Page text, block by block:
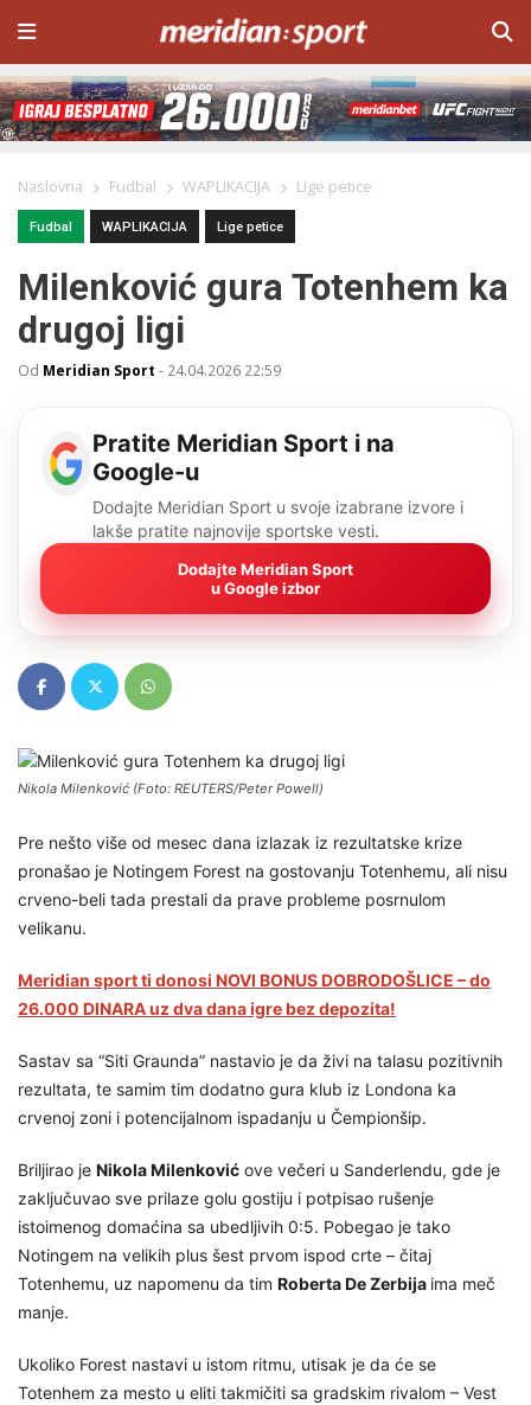
Naslovna Fudbal WAPLIKACIJA Lige petice
Fudbal WAPLIKACIJA Lige petice
Milenković gura Totenhem ka
drugoj ligi
Od Meridian Sport - 24.04.2026 22:59
Pratite Meridian Sport i na
Google-u
Dodajte Meridian Sport u svoje izabrane izvore i
lakše pratite najnovije sportske vesti.
Dodajte Meridian Sport
u Google izbor
Nikola Milenković (Foto: REUTERS/Peter Powell)
Pre nešto više od mesec dana izlazak iz rezultatske krize
pronašao je Notingem Forest na gostovanju Totenhemu, ali nisu
crveno-beli tada prestali da prave probleme posrnulom
velikanu.
Meridian sport ti donosi NOVI BONUS DOBRODOŠLICE – do
26.000 DINARA uz dva dana igre bez depozita!
Sastav sa “Siti Graunda” nastavio je da živi na talasu pozitivnih
rezultata, te samim tim dodatno gura klub iz Londona ka
crvenoj zoni i potencijalnom ispadanju u Čempionšip.
Briljirao je Nikola Milenković ove večeri u Sanderlendu, gde je
zaključuvao sve prilaze golu gostiju i potpisao rušenje
istoimenog domaćina sa ubedljivih 0:5. Pobegao je tako
Notingem na velikih plus šest prvom ispod crte – čitaj
Totenhemu, uz napomenu da tim Roberta De Zerbija ima meč
manje.
Ukoliko Forest nastavi u istom ritmu, utisak je da će se
Totenhem za mesto u eliti takmičiti sa gradskim rivalom – Vest